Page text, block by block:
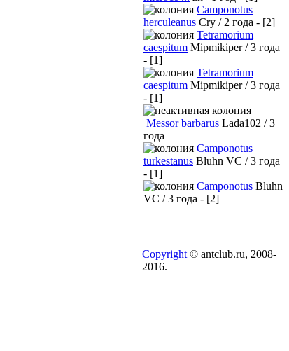
Camponotus
herculeanus Cry / 2 года - [2]
Tetramorium
caespitum Mipmikiper / 3 года
- [1]
Tetramorium
caespitum Mipmikiper / 3 года
- [1]
Messor barbarus Lada102 / 3
года
Camponotus
turkestanus Bluhn VC / 3 года
- [1]
Camponotus Bluhn
VC / 3 года - [2]
Copyright © antclub.ru, 2008-
2016.